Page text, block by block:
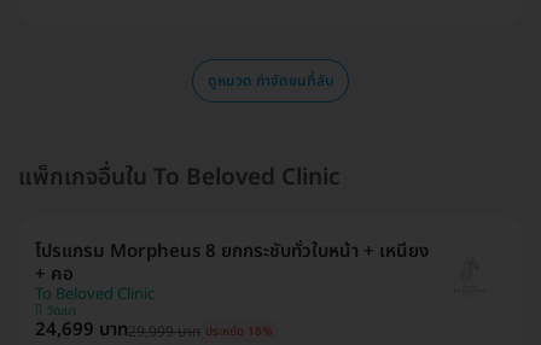
ดูหมวด กำจัดขนที่ลับ
แพ็กเกจอื่นใน To Beloved Clinic
โปรแกรม Morpheus 8 ยกกระชับทั่วใบหน้า + เหนียง
+ คอ
To Beloved Clinic
วัฒนา
24,699 บาท29,999 บาท ประหยัด 18%